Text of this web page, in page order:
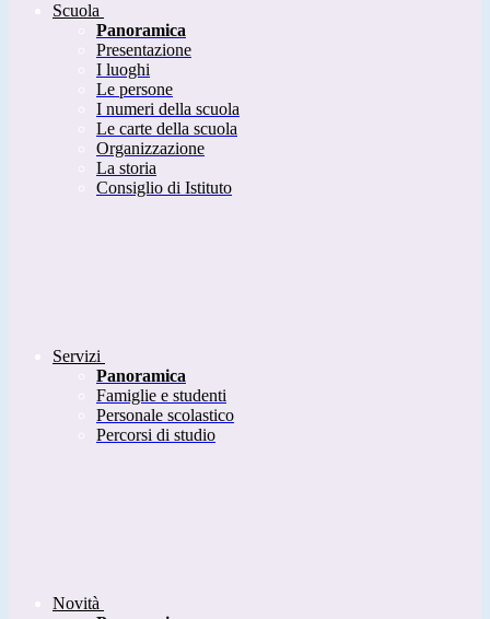
Scuola
Panoramica
Presentazione
I luoghi
Le persone
I numeri della scuola
Le carte della scuola
Organizzazione
La storia
Consiglio di Istituto
Servizi
Panoramica
Famiglie e studenti
Personale scolastico
Percorsi di studio
Novità